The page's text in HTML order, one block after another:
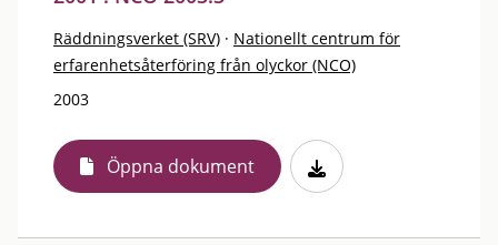
Räddningsverket (SRV) · Nationellt centrum för
erfarenhetsåterföring från olyckor (NCO)
2003
Öppna dokument